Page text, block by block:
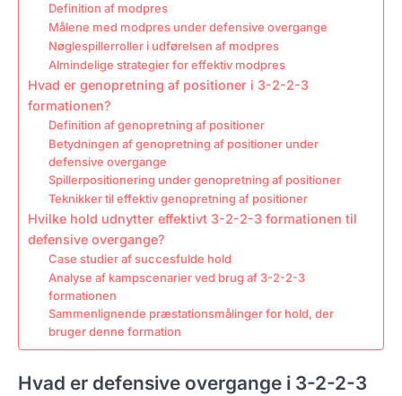
Definition af modpres
Målene med modpres under defensive overgange
Nøglespillerroller i udførelsen af modpres
Almindelige strategier for effektiv modpres
Hvad er genopretning af positioner i 3-2-2-3
formationen?
Definition af genopretning af positioner
Betydningen af genopretning af positioner under
defensive overgange
Spillerpositionering under genopretning af positioner
Teknikker til effektiv genopretning af positioner
Hvilke hold udnytter effektivt 3-2-2-3 formationen til
defensive overgange?
Case studier af succesfulde hold
Analyse af kampscenarier ved brug af 3-2-2-3
formationen
Sammenlignende præstationsmålinger for hold, der
bruger denne formation
Hvad er defensive overgange i 3-2-2-3